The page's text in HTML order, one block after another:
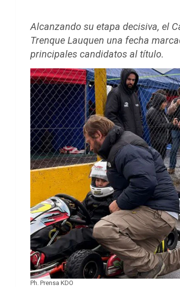
Alcanzando su etapa decisiva, el
Trenque Lauquen una fecha
principales candidatos al título.
Ph. Prensa KDO